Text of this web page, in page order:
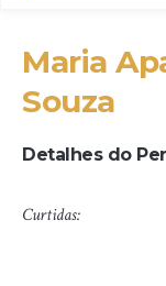
Maria
Souza
Detalhes do
Curtidas: